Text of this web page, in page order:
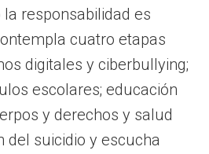
responsabilidad es
cuatro etapas
digitales y ciberbullying;
escolares; educación
y derechos y salud
del suicidio y escucha